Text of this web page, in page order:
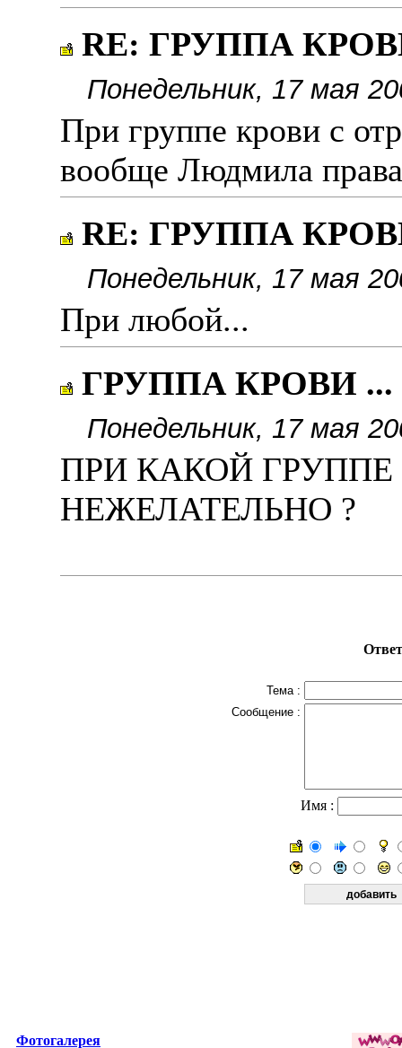
RE: ГРУППА
Понедельник, 17 мая
При группе крови с
вообще Людмила
RE: ГРУППА
Понедельник, 17 мая
При любой...
ГРУППА КРОВИ ...
Понедельник, 17 мая
ПРИ КАКОЙ
НЕЖЕЛАТЕЛЬНО ?
Тема :
Сообщение :
Имя :
Фотогалерея